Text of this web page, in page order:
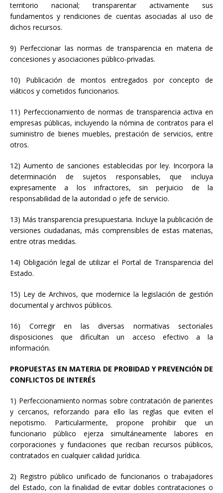
territorio nacional; transparentar activamente sus
fundamentos y rendiciones de cuentas asociadas al uso de
dichos recursos.
9) Perfeccionar las normas de transparencia en materia de
concesiones y asociaciones público-privadas.
10) Publicación de montos entregados por concepto de
viáticos y cometidos funcionarios.
11) Perfeccionamiento de normas de transparencia activa en
empresas públicas, incluyendo la nómina de contratos para el
suministro de bienes muebles, prestación de servicios, entre
otros.
12) Aumento de sanciones establecidas por ley. Incorpora la
determinación de sujetos responsables, que incluya
expresamente a los infractores, sin perjuicio de la
responsabilidad de la autoridad o jefe de servicio.
13) Más transparencia presupuestaria. Incluye la publicación de
versiones ciudadanas, más comprensibles de estas materias,
entre otras medidas.
14) Obligación legal de utilizar el Portal de Transparencia del
Estado.
15) Ley de Archivos, que modernice la legislación de gestión
documental y archivos públicos.
16) Corregir en las diversas normativas sectoriales
disposiciones que dificultan un acceso efectivo a la
información.
PROPUESTAS EN MATERIA DE PROBIDAD Y PREVENCIÓN DE
CONFLICTOS DE INTERÉS
1) Perfeccionamiento normas sobre contratación de parientes
y cercanos, reforzando para ello las reglas que eviten el
nepotismo. Particularmente, propone prohibir que un
funcionario público ejerza simultáneamente labores en
corporaciones y fundaciones que reciban recursos públicos,
contratados en cualquier calidad jurídica.
2) Registro público unificado de funcionarios o trabajadores
del Estado, con la finalidad de evitar dobles contrataciones o